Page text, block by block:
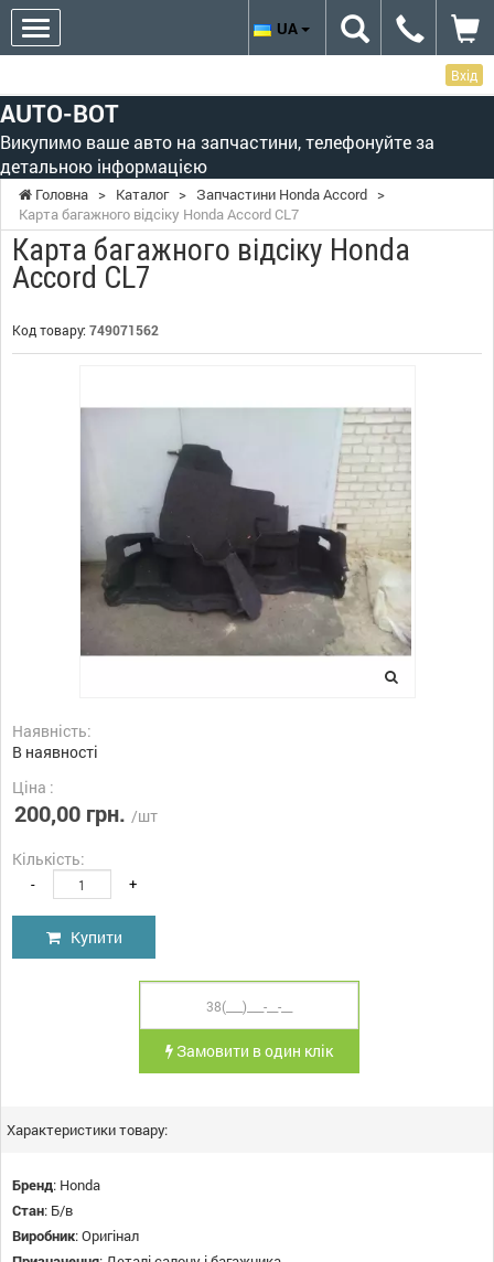
Вхід
AUTO-BOT
Викупимо ваше авто на запчастини, телефонуйте за
детальною інформацією
UA
Головна > Каталог > Запчастини Honda Accord >
Карта багажного відсіку Honda Accord CL7
Карта багажного відсіку Honda
Accord CL7
Код товару: 749071562
Наявність:
В наявності
Ціна :
200,00 грн. /шт
Кількість:
- +
Купити
Замовити в один клік
Характеристики товару:
Бренд: Honda
Стан: Б/в
Виробник:Оригінал